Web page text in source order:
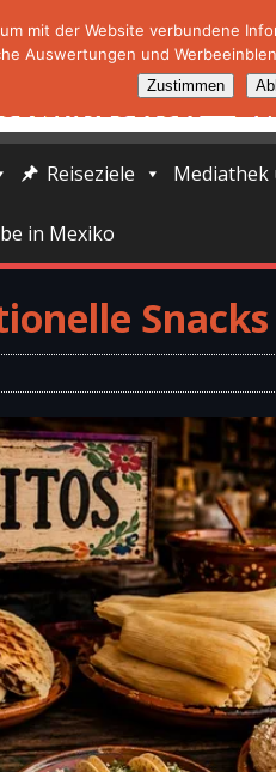
Reiseziele Mediathek
in Mexiko
Snacks
mit der Website verbundene
Auswertungen und
Zustimmen